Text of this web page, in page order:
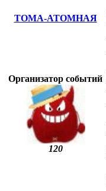
ТОМА-АТОМНАЯ
Организатор событий
120